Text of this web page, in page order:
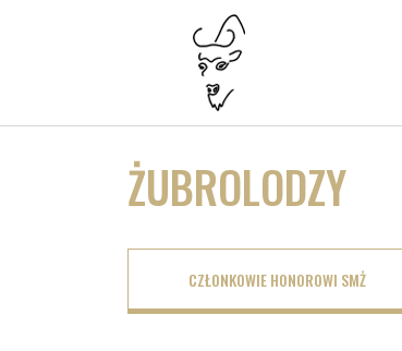
ŻUBROLODZY
CZŁONKOWIE HONOROWI SMŻ